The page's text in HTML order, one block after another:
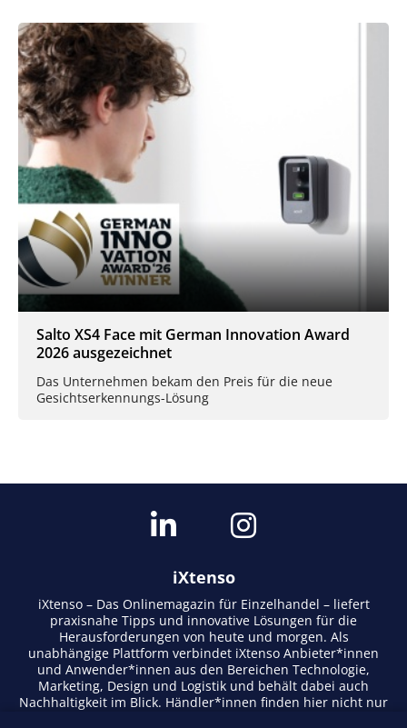
Salto XS4 Face mit German Innovation Award
2026 ausgezeichnet
Das Unternehmen bekam den Preis für die neue
Gesichtserkennungs-Lösung
iXtenso
iXtenso – Das Onlinemagazin für Einzelhandel – liefert
praxisnahe Tipps und innovative Lösungen für die
Herausforderungen von heute und morgen. Als
unabhängige Plattform verbindet iXtenso Anbieter*innen
und Anwender*innen aus den Bereichen Technologie,
Marketing, Design und Logistik und behält dabei auch
Nachhaltigkeit im Blick. Händler*innen finden hier nicht nur